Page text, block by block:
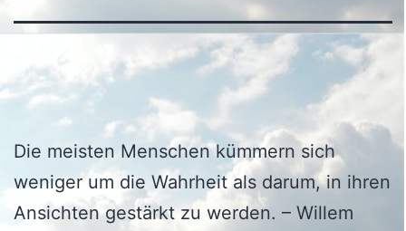
Die meisten Menschen kümmern sich
weniger um die Wahrheit als darum, in ihren
Ansichten gestärkt zu werden. – Willem